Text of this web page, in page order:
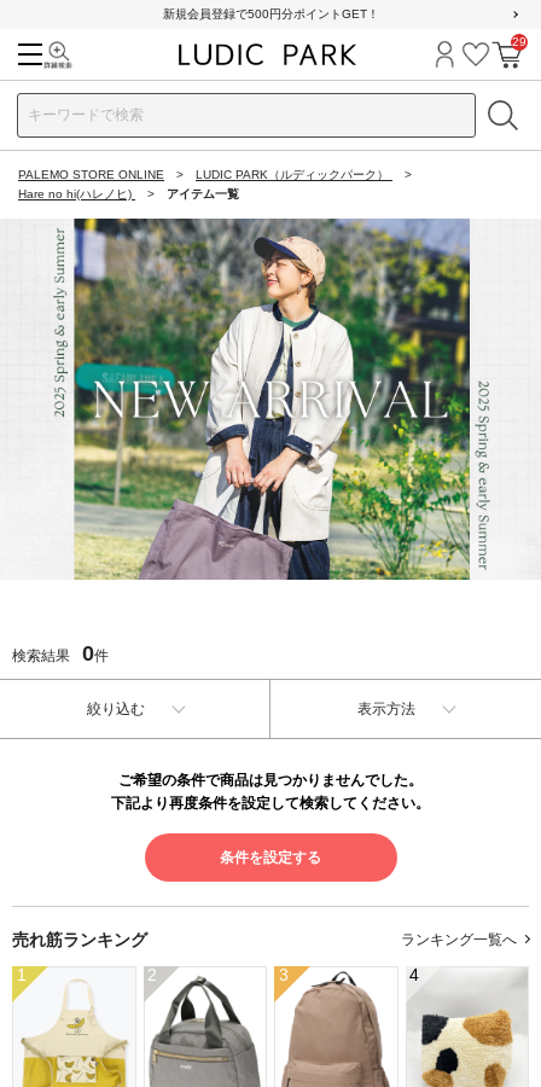
新規会員登録で500円分ポイントGET！
ログイン
お気に
カ
29
PALEMO STORE ONLINE
LUDIC PARK（ルディックパーク）
Hare no hi(ハレノヒ)
アイテム一覧
検索結果 0件
絞り込む 表示方法
ご希望の条件で商品は見つかりませんでした。
下記より再度条件を設定して検索してください。
条件を設定する
売れ筋ランキング ランキング一覧へ
1 2 3 4